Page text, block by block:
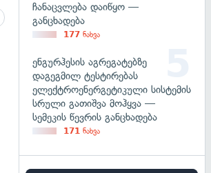
ჩანაცვლება დაიწყო —
განცხადება
177 ნახვა
ენგურჰესის აგრეგატებზე
დაგეგმილ ტესტირებას
ელექტროენერგეტიკული სისტემის
სრული გათიშვა მოჰყვა —
სემეკის წევრის განცხადება
171 ნახვა